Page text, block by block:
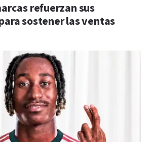
refuerzan sus
sostener las ventas